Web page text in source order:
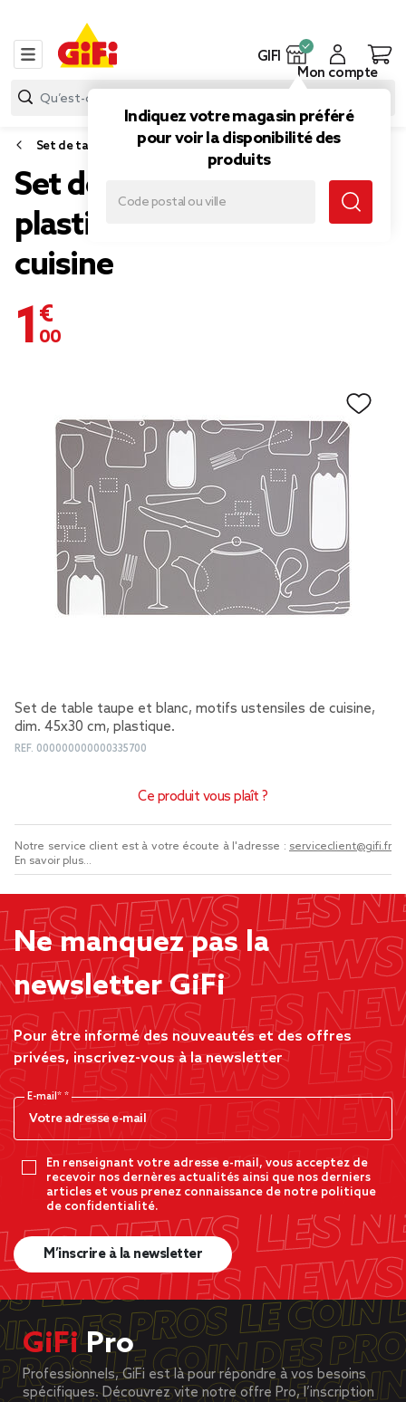
GIFI
Indiquez votre magasin préféré
pour voir la disponibilité des
produits
Mon compte
Set de table
Set de table rectangulaire
plastique gris et blanc
cuisine
1,00 €
Set de table taupe et blanc, motifs ustensiles de cuisine,
dim. 45x30 cm, plastique.
REF. 000000000000335700
Ce produit vous plaît ?
Notre service client est à votre écoute à l'adresse : serviceclient@gifi.fr
En savoir plus...
Ne manquez pas la
newsletter GiFi
Pour être informé des nouveautés et des offres
privées, inscrivez-vous à la newsletter
E-mail*
En renseignant votre adresse e-mail, vous acceptez de
recevoir nos dernères actualités ainsi que nos derniers
articles et vous prenez connaissance de notre politique
de confidentialité.
M’inscrire à la newsletter
GiFiPro
Professionnels, GiFi est là pour répondre à vos besoins
spécifiques. Découvrez vite notre offre Pro, l’inscription